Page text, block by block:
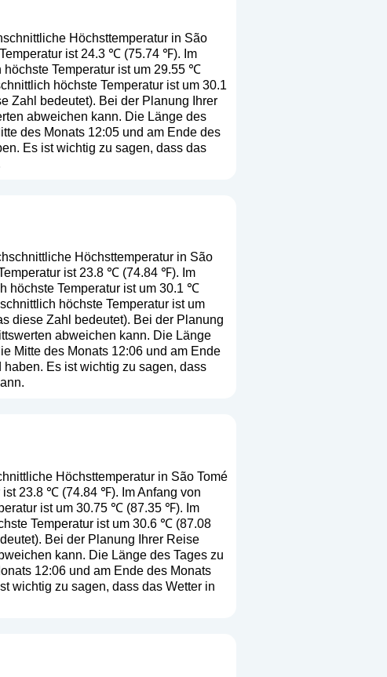
Höchsttemperatur in São
ist 24.3 ℃ (75.74 ℉). Im
Temperatur ist um 29.55 ℃
höchste Temperatur ist um 30.1
Zahl bedeutet). Bei der Planung Ihrer
abweichen kann. Die Länge des
des Monats 12:05 und am Ende des
Es ist wichtig zu sagen, dass das
Höchsttemperatur in São
ist 23.8 ℃ (74.84 ℉). Im
höchste Temperatur ist um 30.1 ℃
höchste Temperatur ist um
diese Zahl bedeutet). Bei der Planung
abweichen kann. Die Länge
Mitte des Monats 12:06 und am Ende
Es ist wichtig zu sagen, dass
Höchsttemperatur in São Tomé
23.8 ℃ (74.84 ℉). Im Anfang von
ist um 30.75 ℃ (87.35 ℉). Im
Temperatur ist um 30.6 ℃ (87.08
). Bei der Planung Ihrer Reise
kann. Die Länge des Tages zu
12:06 und am Ende des Monats
wichtig zu sagen, dass das Wetter in